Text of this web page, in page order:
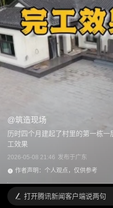
@筑造现场
历时四个月建起了村里的第一栋
工效果
2026-05-08 21:46 发布于广东
作者声明：个人观点，仅供参考
打开腾讯新闻客户端说两句